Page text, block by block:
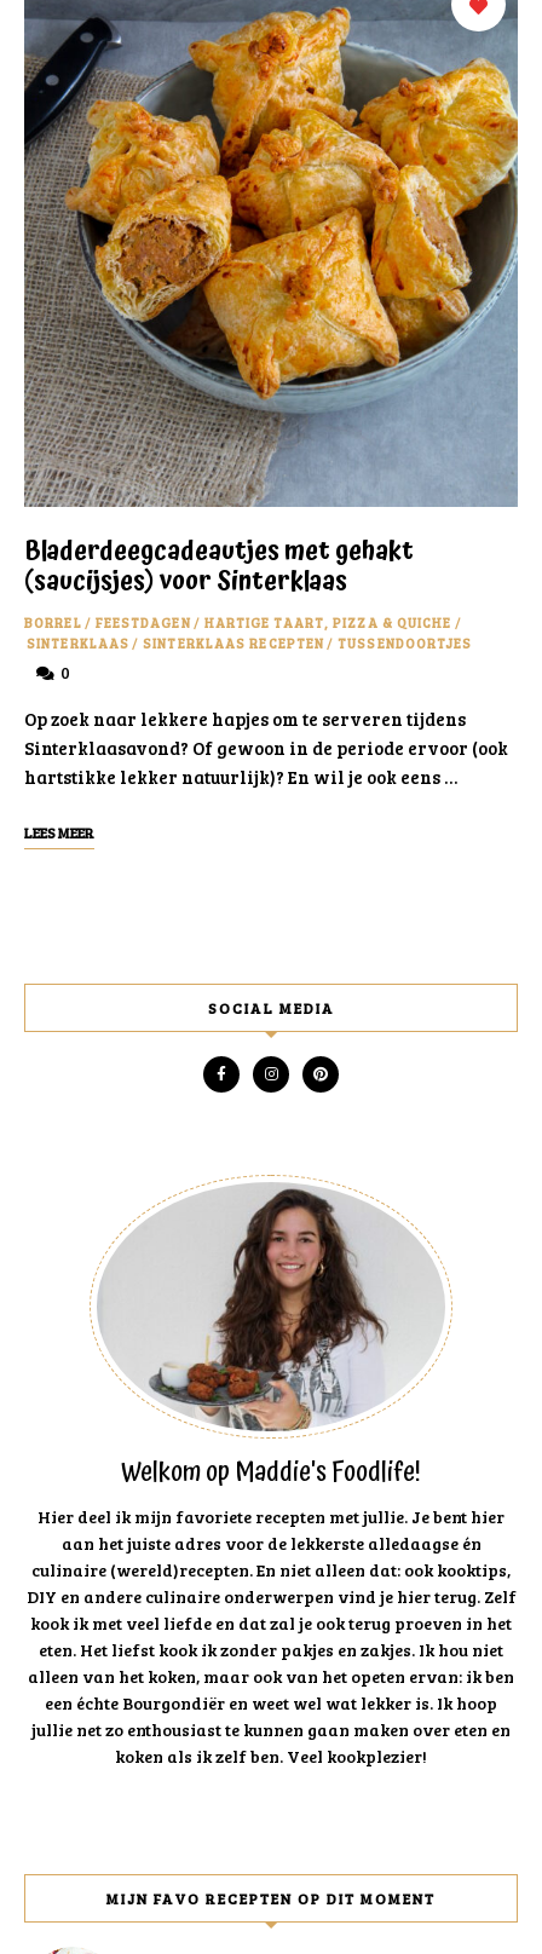
Bladerdeegcadeautjes met gehakt
(saucijsjes) voor Sinterklaas
BORREL / FEESTDAGEN/ HARTIGE TAART, PIZZA & QUICHE /
SINTERKLAAS / SINTERKLAAS RECEPTEN/ TUSSENDOORTJES
0
Op zoek naar lekkere hapjes om te serveren tijdens
Sinterklaasavond? Of gewoon in de periode ervoor (ook
hartstikke lekker natuurlijk)? En wil je ook eens …
LEES MEER
SOCIAL MEDIA
Welkom op Maddie's Foodlife!
Hier deel ik mijn favoriete recepten met jullie. Je bent hier
aan het juiste adres voor de lekkerste alledaagse én
culinaire (wereld)recepten. En niet alleen dat: ook kooktips,
DIY en andere culinaire onderwerpen vind je hier terug. Zelf
kook ik met veel liefde en dat zal je ook terug proeven in het
eten. Het liefst kook ik zonder pakjes en zakjes. Ik hou niet
alleen van het koken, maar ook van het opeten ervan: ik ben
een échte Bourgondiër en weet wel wat lekker is. Ik hoop
jullie net zo enthousiast te kunnen gaan maken over eten en
koken als ik zelf ben. Veel kookplezier!
MIJN FAVO RECEPTEN OP DIT MOMENT